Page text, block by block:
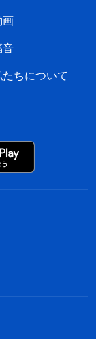
画
音
たちについて